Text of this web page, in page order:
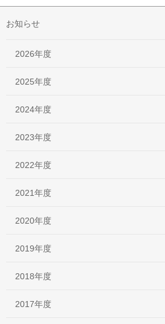
お知らせ
2026年度
2025年度
2024年度
2023年度
2022年度
2021年度
2020年度
2019年度
2018年度
2017年度